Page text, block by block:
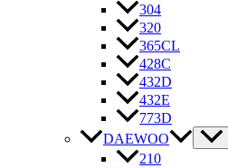
304
320
365CL
428C
432D
432E
773D
DAEWOO
210